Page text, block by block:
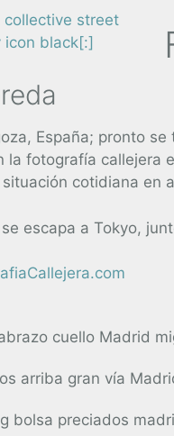
España; pronto
la fotografía callejera
cotidiana en
escapa a Tokyo,